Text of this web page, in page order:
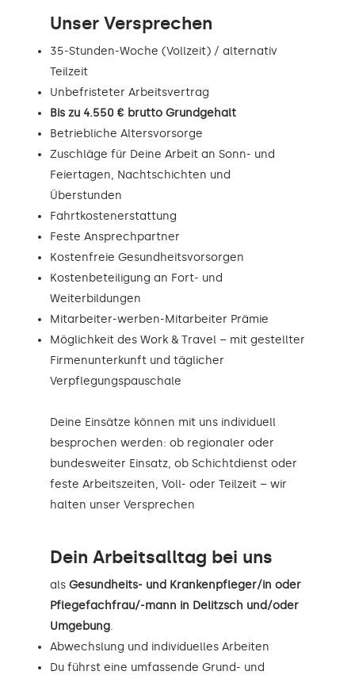
Unser Versprechen
35-Stunden-Woche (Vollzeit) / alternativ
Teilzeit
Unbefristeter Arbeitsvertrag
Bis zu 4.550 € brutto Grundgehalt
Betriebliche Altersvorsorge
Zuschläge für Deine Arbeit an Sonn- und
Feiertagen, Nachtschichten und
Überstunden
Fahrtkostenerstattung
Feste Ansprechpartner
Kostenfreie Gesundheitsvorsorgen
Kostenbeteiligung an Fort- und
Weiterbildungen
Mitarbeiter-werben-Mitarbeiter Prämie
Möglichkeit des Work & Travel – mit gestellter
Firmenunterkunft und täglicher
Verpflegungspauschale
Deine Einsätze können mit uns individuell
besprochen werden: ob regionaler oder
bundesweiter Einsatz, ob Schichtdienst oder
feste Arbeitszeiten, Voll- oder Teilzeit – wir
halten unser Versprechen
Dein Arbeitsalltag bei uns
als Gesundheits- und Krankenpfleger/in oder
Pflegefachfrau/-mann in Delitzsch und/oder
Umgebung.
Abwechslung und individuelles Arbeiten
Du führst eine umfassende Grund- und